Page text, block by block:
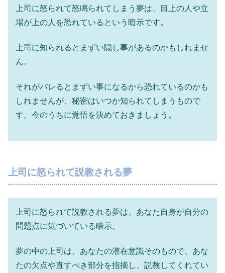
上司に怒られて怒鳴られてしまう夢は、目上の人や立
場が上の人を恐れているという暗示です。
上司に知られるとまずい隠し事があるのかもしれませ
ん。
それがバレるとまずい事になるから恐れているのかも
しれませんが、秘密はいつか知られてしまうもので
す。今のうちに覚悟を決めておきましょう。
上司に怒られて説教される夢
上司に怒られて説教される夢は、あなた自身が自分の
問題点に気づいている暗示。
夢の中の上司は、あなたの潜在意識そのもので、あな
たの欠点や直すべき部分を指摘し、説教してくれてい